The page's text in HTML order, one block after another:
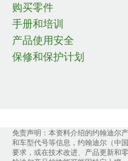
购买零件
手册和培训
产品使用安全
保修和保护计划
免责声明：本资料介绍的约翰迪尔
和车型代号等信息，约翰迪尔（中
要求，或在技术改进、产品更新和